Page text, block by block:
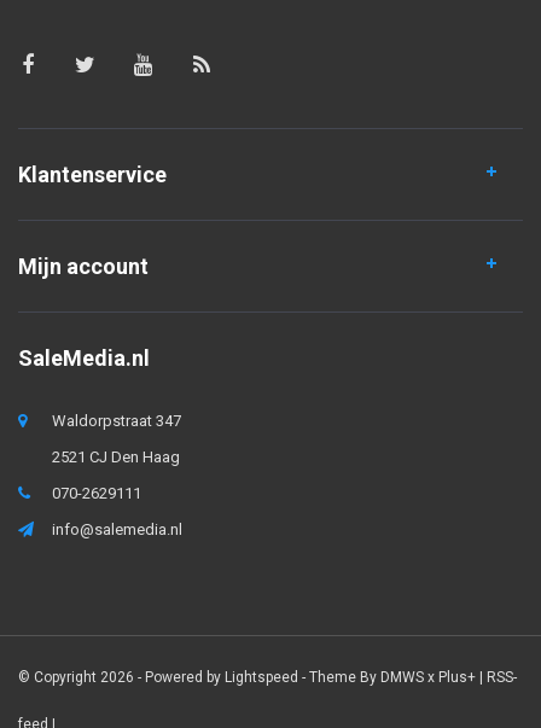
Klantenservice
Mijn account
SaleMedia.nl
Waldorpstraat 347
2521 CJ Den Haag
070-2629111
info@salemedia.nl
© Copyright 2026 - Powered by Lightspeed - Theme By DMWS x Plus+ | RSS-
feed |